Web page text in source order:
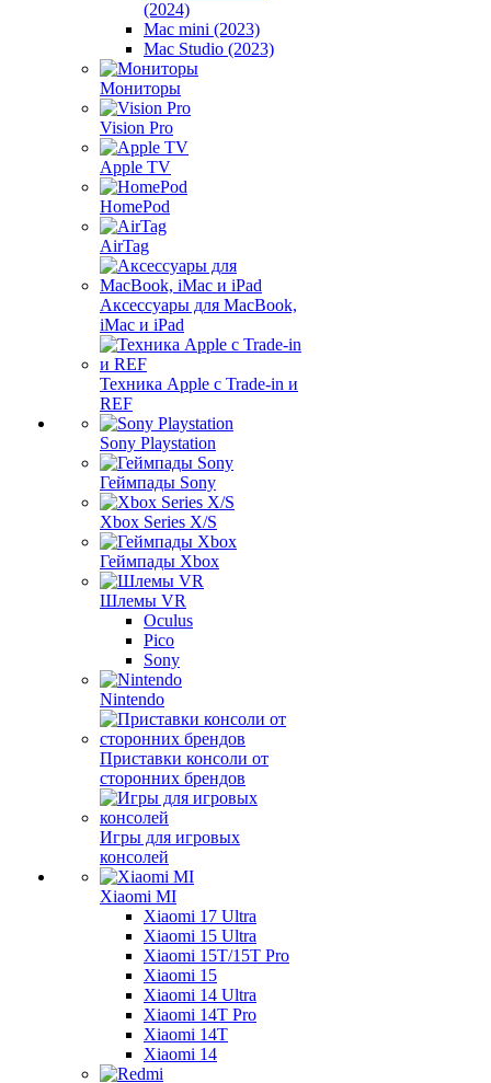
(2024)
Mac mini (2023)
Mac Studio (2023)
Мониторы
Vision Pro
Apple TV
HomePod
AirTag
Аксессуары для MacBook,
iMac и iPad
Техника Apple с Trade-in и
REF
Sony Playstation
Геймпады Sony
Xbox Series X/S
Геймпады Xbox
Шлемы VR
Oculus
Pico
Sony
Nintendo
Приставки консоли от
сторонних брендов
Игры для игровых
консолей
Xiaomi MI
Xiaomi 17 Ultra
Xiaomi 15 Ultra
Xiaomi 15T/15T Pro
Xiaomi 15
Xiaomi 14 Ultra
Xiaomi 14T Pro
Xiaomi 14T
Xiaomi 14